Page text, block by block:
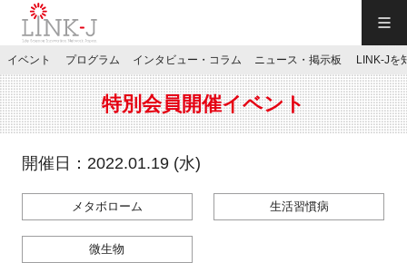
JP／EN
特別会員専用メニュー
イベント プログラム インタビュー・コラム ニュース・掲示板 LINK-Jを
特別会員開催イベント
開催日：2022.01.19 (水)
メタボローム 生活習慣病
微生物